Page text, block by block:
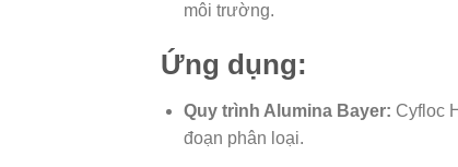
môi trường.
Ứng dụng:
Quy trình Alumina Bayer: Cyfloc
đoạn phân loại.